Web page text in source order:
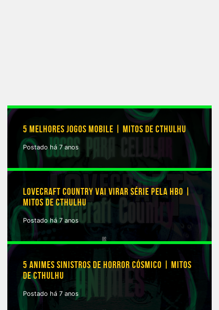
5 MELHORES JOGOS MOBILE | MITOS DE CTHULHU
Postado há 7 anos
LOVECRAFT COUNTRY VAI VIRAR SÉRIE PELA HBO |
MITOS DE CTHULHU
Postado há 7 anos
5 ANIMES SINISTROS DE HORROR CÓSMICO | MITOS
DE CTHULHU
Postado há 7 anos